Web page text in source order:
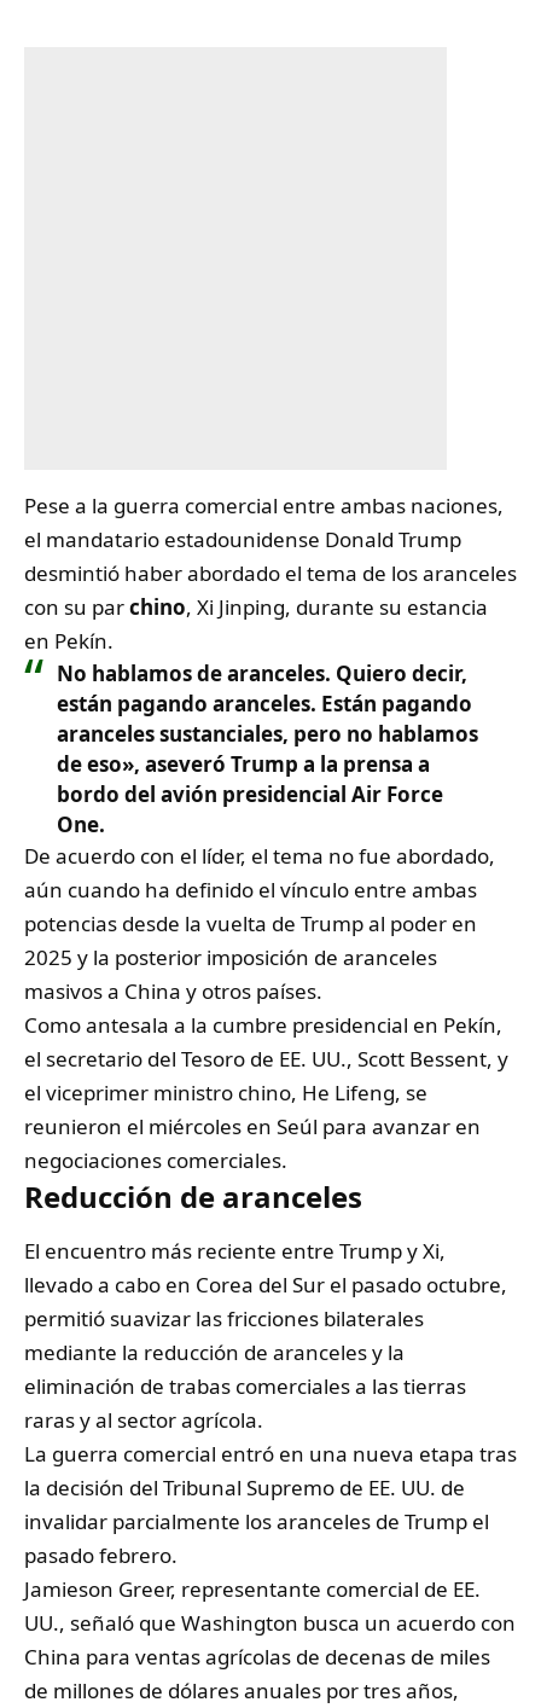
Pese a la guerra comercial entre ambas naciones,
el mandatario estadounidense Donald Trump
desmintió haber abordado el tema de los aranceles
con su parchino, Xi Jinping, durante su estancia
en Pekín.
No hablamos de aranceles. Quiero decir,
están pagando aranceles. Están pagando
aranceles sustanciales, pero no hablamos
de eso», aseveró Trump a la prensa a
bordo del avión presidencial Air Force
One.
De acuerdo con el líder, el tema no fue abordado,
aún cuando ha definido el vínculo entre ambas
potencias desde la vuelta de Trump al poder en
2025 y la posterior imposición de aranceles
masivos a China y otros países.
Como antesala a la cumbre presidencial en Pekín,
el secretario del Tesoro de EE. UU., Scott Bessent, y
el viceprimer ministro chino, He Lifeng, se
reunieron el miércoles en Seúl para avanzar en
negociaciones comerciales.
Reducción de aranceles
El encuentro más reciente entre Trump y Xi,
llevado a cabo en Corea del Sur el pasado octubre,
permitió suavizar las fricciones bilaterales
mediante la reducción de aranceles y la
eliminación de trabas comerciales a las tierras
raras y al sector agrícola.
La guerra comercial entró en una nueva etapa tras
la decisión del Tribunal Supremo de EE. UU. de
invalidar parcialmente los aranceles de Trump el
pasado febrero.
Jamieson Greer, representante comercial de EE.
UU., señaló que Washington busca un acuerdo con
China para ventas agrícolas de decenas de miles
de millones de dólares anuales por tres años,